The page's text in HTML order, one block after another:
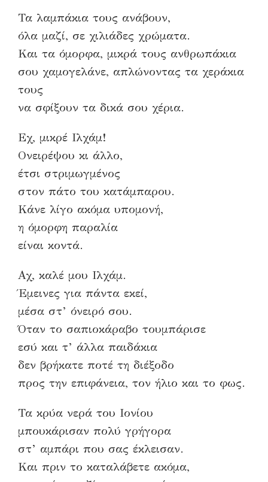
Τα λαμπάκια τους ανάβουν,
όλα μαζί, σε χιλιάδες χρώματα.
Και τα όμορφα, μικρά τους ανθρωπάκια
σου χαμογελάνε, απλώνοντας τα χεράκια
τους
να σφίξουν τα δικά σου χέρια.
Εχ, μικρέ Ιλχάμ!
Ονειρέψου κι άλλο,
έτσι στριμωγμένος
στον πάτο του κατάμπαρου.
Κάνε λίγο ακόμα υπομονή,
η όμορφη παραλία
είναι κοντά.
Αχ, καλέ μου Ιλχάμ.
Έμεινες για πάντα εκεί,
μέσα στ’ όνειρό σου.
Όταν το σαπιοκάραβο τουμπάρισε
εσύ και τ’ άλλα παιδάκια
δεν βρήκατε ποτέ τη διέξοδο
προς την επιφάνεια, τον ήλιο και το φως.
Τα κρύα νερά του Ιονίου
μπουκάρισαν πολύ γρήγορα
στ’ αμπάρι που σας έκλεισαν.
Και πριν το καταλάβετε ακόμα,